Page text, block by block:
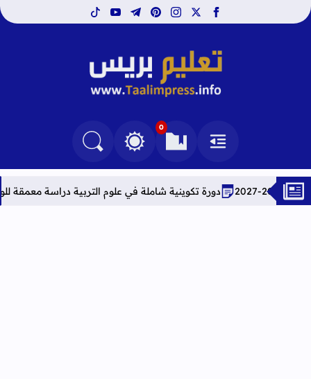
facebook
x
instagram
pinterest
telegram
youtube
tiktok
تعليم بريس TaalimPress
القائمة
0
العلامات المرجعيةالتغيير بين الوضع النهاري والداكن
البحث في المدونة
دورة تكوينية شاملة في علوم التربية دراسة معمقة للوضعيات